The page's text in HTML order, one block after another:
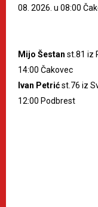
08. 2026. u 08:00
Mijo Šestan st.81 iz
14:00 Čakovec
Ivan Petrićst.76 iz
12:00 Podbrest